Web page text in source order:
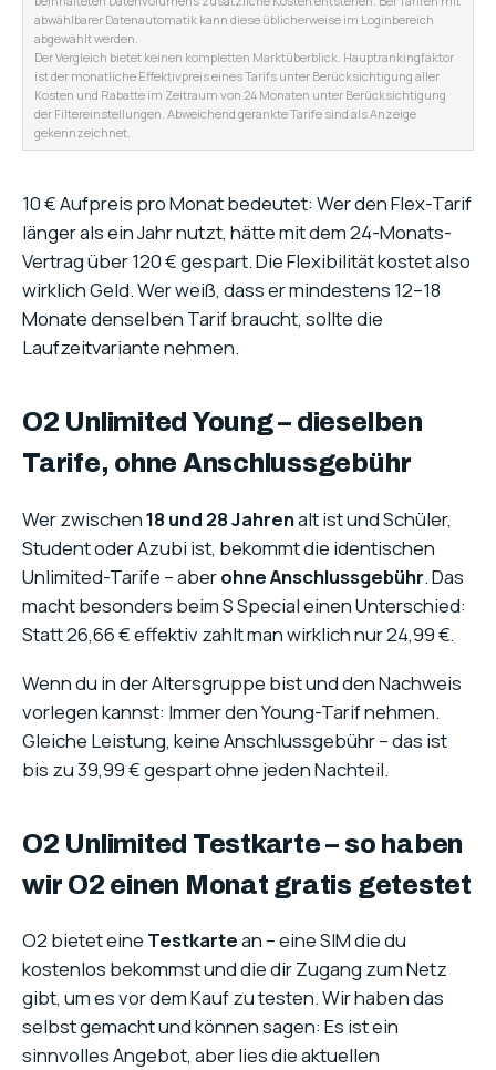
abwählbarer Datenautomatik kann diese üblicherweise im Loginbereich
abgewählt werden.
Der Vergleich bietet keinen kompletten Marktüberblick. Hauptrankingfaktor
ist der monatliche Effektivpreis eines Tarifs unter Berücksichtigung aller
Kosten und Rabatte im Zeitraum von 24 Monaten unter Berücksichtigung
der Filtereinstellungen. Abweichend gerankte Tarife sind als Anzeige
gekennzeichnet.
10 € Aufpreis pro Monat bedeutet: Wer den Flex-Tarif
länger als ein Jahr nutzt, hätte mit dem 24-Monats-
Vertrag über 120 € gespart. Die Flexibilität kostet also
wirklich Geld. Wer weiß, dass er mindestens 12–18
Monate denselben Tarif braucht, sollte die
Laufzeitvariante nehmen.
O2 Unlimited Young – dieselben
Tarife, ohne Anschlussgebühr
Wer zwischen18 und 28 Jahrenalt ist und Schüler,
Student oder Azubi ist, bekommt die identischen
Unlimited-Tarife – aberohne Anschlussgebühr. Das
macht besonders beim S Special einen Unterschied:
Statt 26,66 € effektiv zahlt man wirklich nur 24,99 €.
Wenn du in der Altersgruppe bist und den Nachweis
vorlegen kannst: Immer den Young-Tarif nehmen.
Gleiche Leistung, keine Anschlussgebühr – das ist
bis zu 39,99 € gespart ohne jeden Nachteil.
O2 Unlimited Testkarte – so haben
wir O2 einen Monat gratis getestet
O2 bietet eine Testkartean – eine SIM die du
kostenlos bekommst und die dir Zugang zum Netz
gibt, um es vor dem Kauf zu testen. Wir haben das
selbst gemacht und können sagen: Es ist ein
sinnvolles Angebot, aber lies die aktuellen